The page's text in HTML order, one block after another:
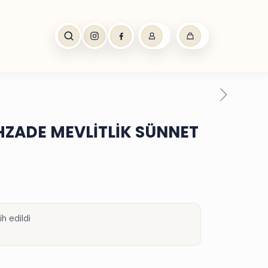
MEVLİTLİK SÜNNET
edildi